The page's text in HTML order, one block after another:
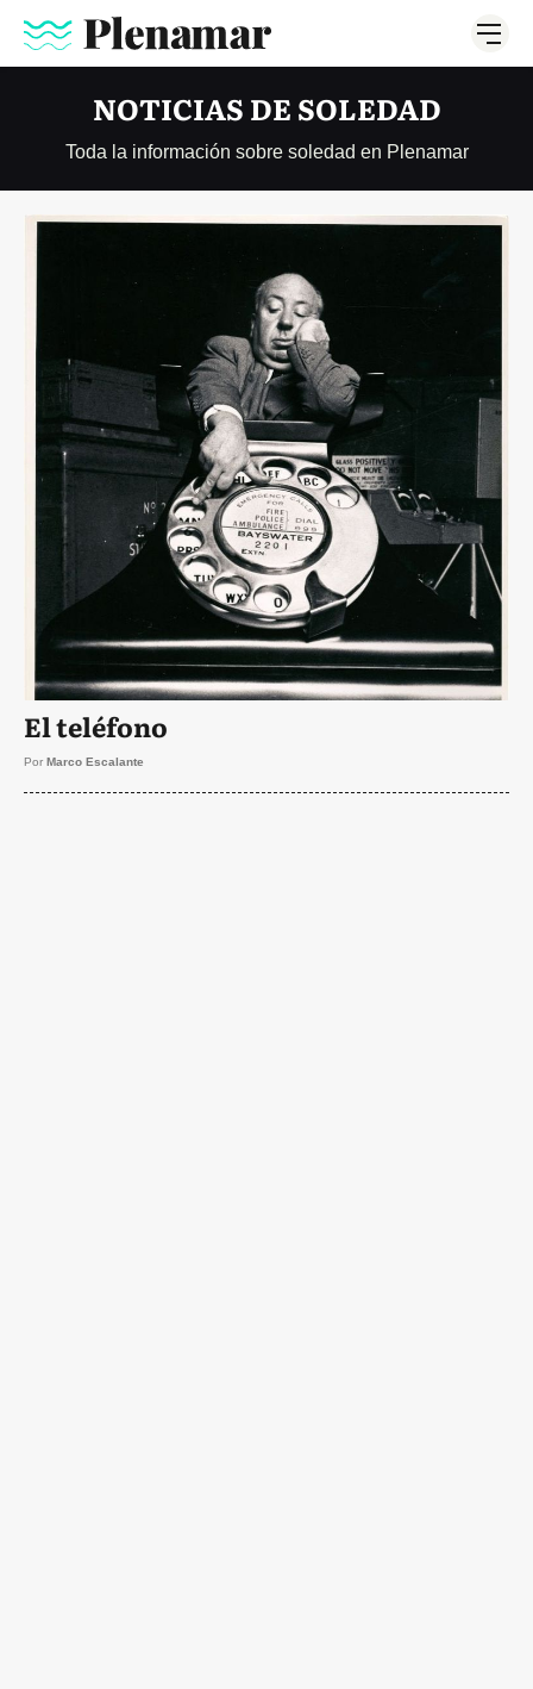
NOTICIAS DE SOLEDAD
Toda la información sobre soledad en Plenamar
El teléfono
Por Marco Escalante